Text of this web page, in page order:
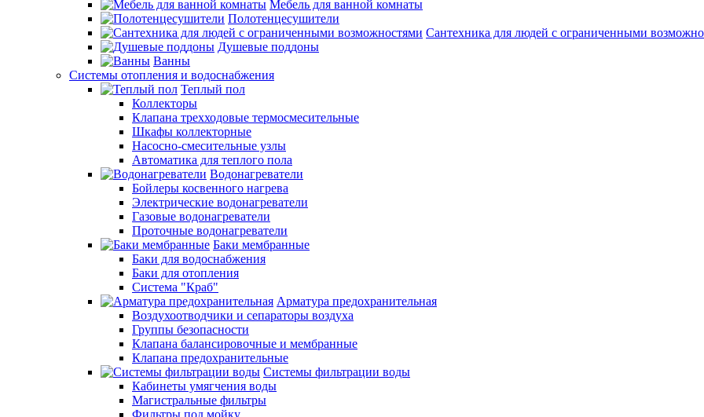
Мебель для ванной комнаты
Полотенцесушители
Сантехника для людей с ограниченными
Душевые поддоны
Ванны
Системы отопления и водоснабжения
Теплый пол
Коллекторы
Клапана трехходовые термосмесительные
Шкафы коллекторные
Насосно-смесительные узлы
Автоматика для теплого пола
Водонагреватели
Бойлеры косвенного нагрева
Электрические водонагреватели
Газовые водонагреватели
Проточные водонагреватели
Баки мембранные
Баки для водоснабжения
Баки для отопления
Система "Краб"
Арматура предохранительная
Воздухоотводчики и сепараторы воздуха
Группы безопасности
Клапана балансировочные и мембранные
Клапана предохранительные
Системы фильтрации воды
Кабинеты умягчения воды
Магистральные фильтры
Фильтры под мойку